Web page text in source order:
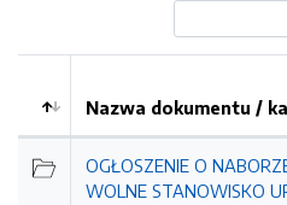
Kolejność
Nazwa dokumentu /
OGŁOSZENIE O
WOLNE STANOWISKO